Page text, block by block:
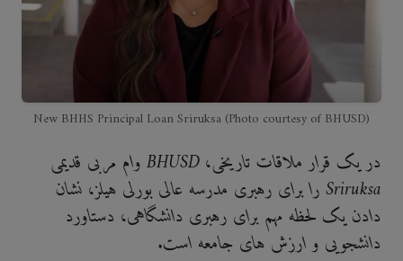
New BHHS Principal Loan Sriruksa (Photo courtesy of BHUSD)
در یک قرار ملاقات تاریخی، BHUSD وام مربی قدیمی
Sriruksa را برای رهبری مدرسه عالی بورلی هیلز، نشان
دادن یک لحظه مهم برای رهبری دانشگاهی، دستاورد
دانشجویی و ارزش های جامعه است.